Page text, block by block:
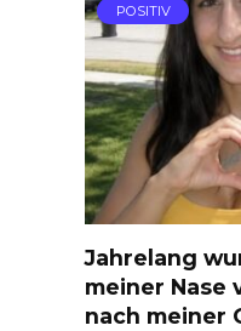
POSITIV
Jahrelang
meiner Nase
nach meiner